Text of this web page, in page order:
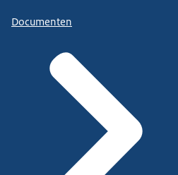
Documenten